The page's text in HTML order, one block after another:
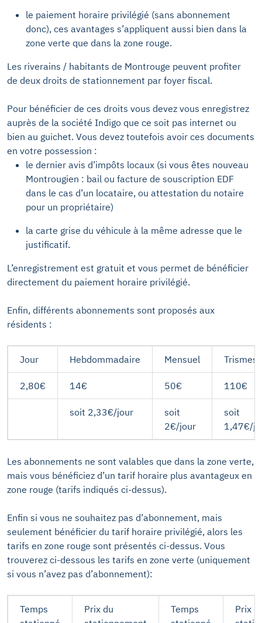
le paiement horaire privilégié (sans abonnement
donc), ces avantages s’appliquent aussi bien dans la
zone verte que dans la zone rouge.
Les riverains / habitants de Montrouge peuvent profiter
de deux droits de stationnement par foyer fiscal.
Pour bénéficier de ces droits vous devez vous enregistrez
auprès de la société Indigo que ce soit pas internet ou
bien au guichet. Vous devez toutefois avoir ces documents
en votre possession :
le dernier avis d’impôts locaux (si vous êtes nouveau
Montrougien : bail ou facture de souscription EDF
dans le cas d’un locataire, ou attestation du notaire
pour un propriétaire)
la carte grise du véhicule à la même adresse que le
justificatif.
L’enregistrement est gratuit et vous permet de bénéficier
directement du paiement horaire privilégié.
Enfin, différents abonnements sont proposés aux
résidents :
Jour Hebdommadaire Mensuel
2,80€ 14€ 50€ 110€
soit 2,33€/jour
soit
2€/jour
soit
1,47€/
Les abonnements ne sont valables que dans la zone verte,
mais vous bénéficiez d’un tarif horaire plus avantageux en
zone rouge (tarifs indiqués ci-dessus).
Enfin si vous ne souhaitez pas d’abonnement, mais
seulement bénéficier du tarif horaire privilégié, alors les
tarifs en zone rouge sont présentés ci-dessus. Vous
trouverez ci-dessous les tarifs en zone verte (uniquement
si vous n’avez pas d’abonnement):
Temps
Prix du
Temps
Prix